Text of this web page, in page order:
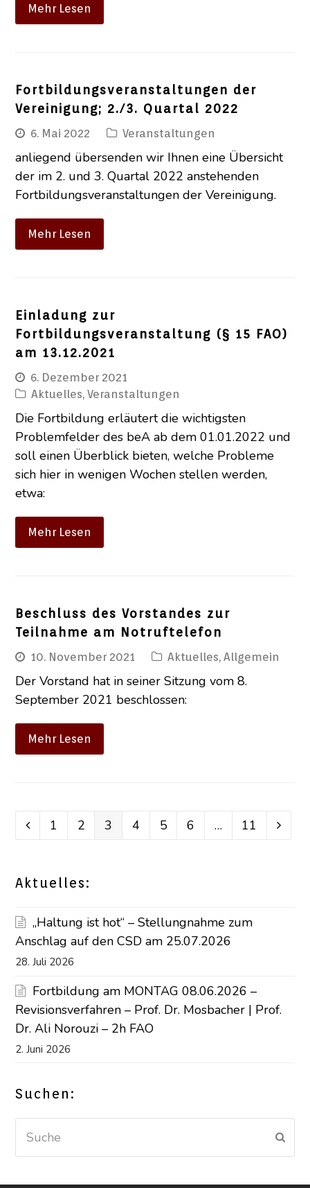
Mehr Lesen
Fortbildungsveranstaltungen der
Vereinigung; 2./3. Quartal 2022
6. Mai 2022 Veranstaltungen
anliegend übersenden wir Ihnen eine Übersicht
der im 2. und 3. Quartal 2022 anstehenden
Fortbildungsveranstaltungen der Vereinigung.
Mehr Lesen
Einladung zur
Fortbildungsveranstaltung (§ 15 FAO)
am 13.12.2021
6. Dezember 2021
Aktuelles,Veranstaltungen
Die Fortbildung erläutert die wichtigsten
Problemfelder des beA ab dem 01.01.2022 und
soll einen Überblick bieten, welche Probleme
sich hier in wenigen Wochen stellen werden,
etwa:
Mehr Lesen
Beschluss des Vorstandes zur
Teilnahme am Notruftelefon
10. November 2021 Aktuelles,Allgemein
Der Vorstand hat in seiner Sitzung vom 8.
September 2021 beschlossen:
Mehr Lesen
Vorheriger
Seite
1 Seite
2 Seite
3 Seite
4 Seite
5 Seite
6 … Seite
11
Aktuelles:
„Haltung ist hot“ – Stellungnahme zum
Anschlag auf den CSD am 25.07.2026
28. Juli 2026
Fortbildung am MONTAG 08.06.2026 –
Revisionsverfahren – Prof. Dr. Mosbacher | Prof.
Dr. Ali Norouzi – 2h FAO
2. Juni 2026
Suchen: